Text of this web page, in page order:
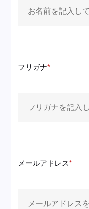
フリガナ
メールアドレス